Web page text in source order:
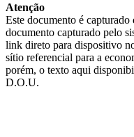
Atenção
Este documento é
documento capturado pelo
link direto para dispositivo
sítio referencial para a
porém, o texto aqui
D.O.U.